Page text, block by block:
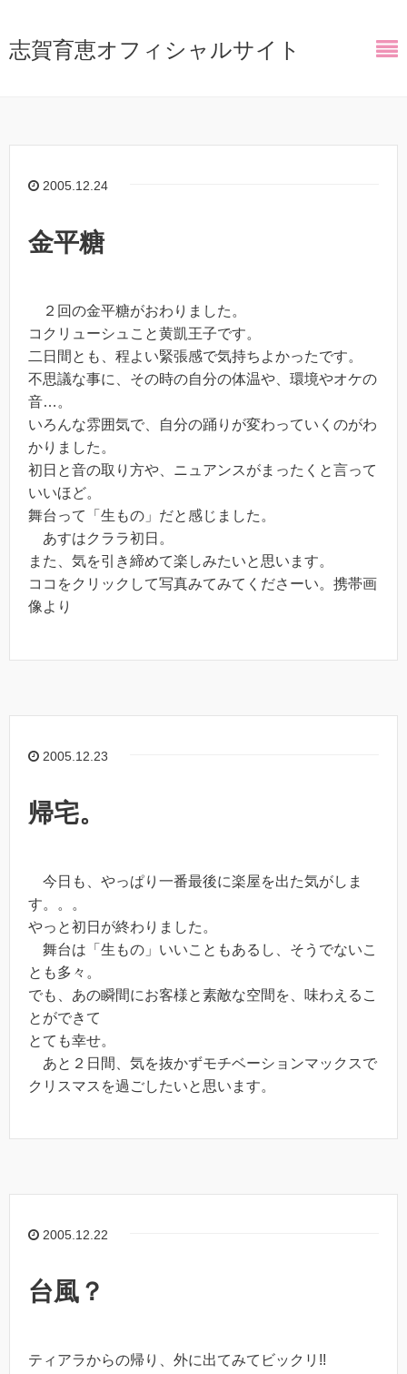
志賀育恵オフィシャルサイト
2005.12.24
金平糖
２回の金平糖がおわりました。
コクリューシュこと黄凱王子です。
二日間とも、程よい緊張感で気持ちよかったです。
不思議な事に、その時の自分の体温や、環境やオケの
音…。
いろんな雰囲気で、自分の踊りが変わっていくのがわ
かりました。
初日と音の取り方や、ニュアンスがまったくと言って
いいほど。
舞台って「生もの」だと感じました。
あすはクララ初日。
また、気を引き締めて楽しみたいと思います。
ココをクリックして写真みてみてくださーい。携帯画
像より
2005.12.23
帰宅。
今日も、やっぱり一番最後に楽屋を出た気がしま
す。。。
やっと初日が終わりました。
舞台は「生もの」いいこともあるし、そうでないこ
とも多々。
でも、あの瞬間にお客様と素敵な空間を、味わえるこ
とができて
とても幸せ。
あと２日間、気を抜かずモチベーションマックスで
クリスマスを過ごしたいと思います。
2005.12.22
台風？
ティアラからの帰り、外に出てみてビックリ!!